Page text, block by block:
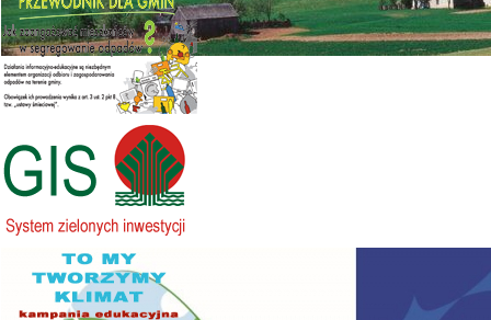
W WOJEWÓDZTWIE
WSPIERAMY
kwoty naboru.
200 000,00
zł
........
czytaj więcej...
lub do czasu wyczerpania kwoty naboru.
Kwota naboru na 2025r. na zadania bieżące:
000,00 zł
Maksymalna kwota dofinansowania na jedno
przedsięwzięcie objęte wnioskiem nie może
przekroczyć8 000,00 zł.
......
czytaj więcej...